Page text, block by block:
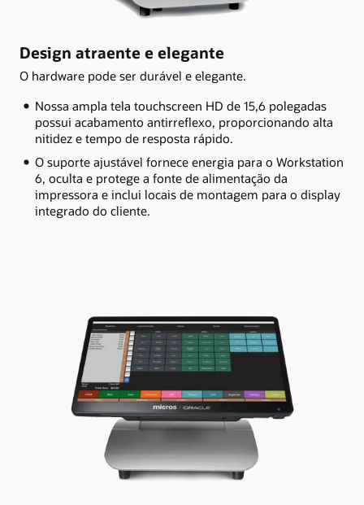
Design atraente e elegante
O hardware pode ser durável e elegante.
Nossa ampla tela touchscreen HD de 15,6 polegadas
possui acabamento antirreflexo, proporcionando alta
nitidez e tempo de resposta rápido.
O suporte ajustável fornece energia para o Workstation
6, oculta e protege a fonte de alimentação da
impressora e inclui locais de montagem para o display
integrado do cliente.